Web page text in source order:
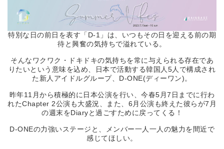
特別な日の前日を表す「D-1」は、いつもその日を迎える前の期
待と興奮の気持ちで溢れている。
そんなワクワク・ドキドキの気持ちを常に与えられる存在であ
りたいという意味を込め、日本で活動する韓国人5人で構成され
た新人アイドルグループ、D-ONE(ディーワン)。
昨年11月から積極的に日本公演を行い、今春5月7日までに行わ
れたChapter 2公演も大盛況、また、6月公演も終えた彼らが7月
の週末をDiaryと過ごすために戻ってくる！
D-ONEの力強いステージと、メンバー一人一人の魅力を間近で
感じてほしい。